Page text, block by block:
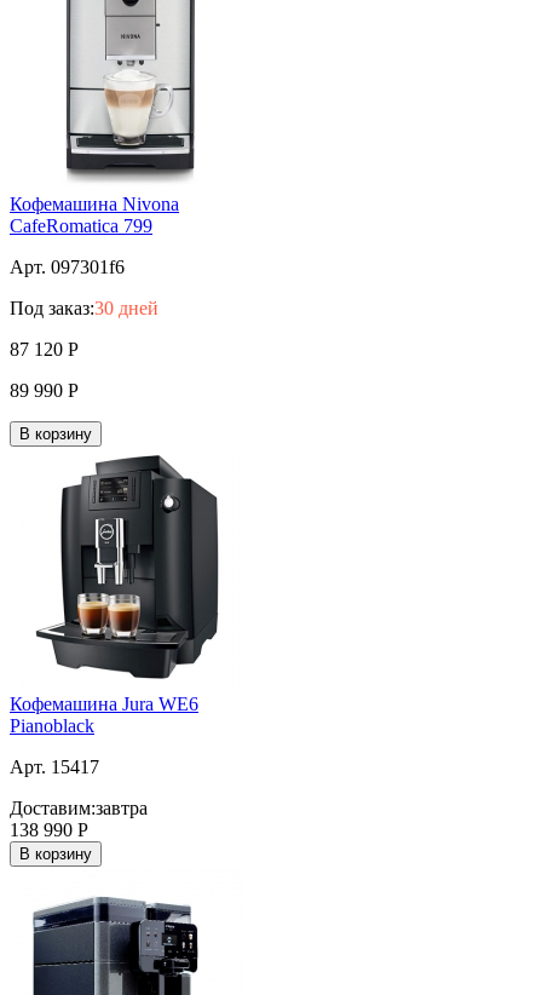
Кофемашина Nivona
CafeRomatica 799
Арт. 097301f6
Под заказ:30 дней
87 120 Р
89 990 Р
В корзину
Кофемашина Jura WE6
Pianoblack
Арт. 15417
Доставим:завтра
138 990 Р
В корзину